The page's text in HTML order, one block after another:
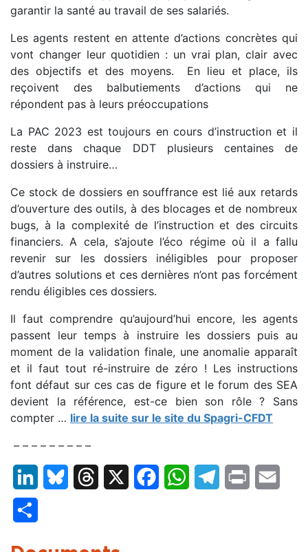
garantir la santé au travail de ses salariés.
Les agents restent en attente d’actions concrètes qui
vont changer leur quotidien : un vrai plan, clair avec
des objectifs et des moyens. En lieu et place, ils
reçoivent des balbutiements d’actions qui ne
répondent pas à leurs préoccupations
La PAC 2023 est toujours en cours d’instruction et il
reste dans chaque DDTplusieurs centaines de
dossiers à instruire…
Ce stock de dossiers en souffrance est lié aux retards
d’ouverture des outils, à des blocages et de nombreux
bugs, à la complexité de l’instruction et des circuits
financiers. A cela, s’ajoute l’éco régime où il a fallu
revenir sur les dossiers inéligibles pour proposer
d’autres solutions et ces dernières n’ont pas forcément
rendu éligibles ces dossiers.
Il faut comprendre qu’aujourd’hui encore, les agents
passent leur temps à instruire les dossiers puis au
moment de la validation finale, une anomalie apparaît
et il faut tout ré-instruire de zéro ! Les instructions
font défaut sur ces cas de figure et le forum des SEA
devient la référence, est-ce bien son rôle ? Sans
compter … lire la suite sur le site du Spagri-CFDT
– – – – – – – – –
LinkedInBluesky Threads FacebookWhatsAppTelegram
Print